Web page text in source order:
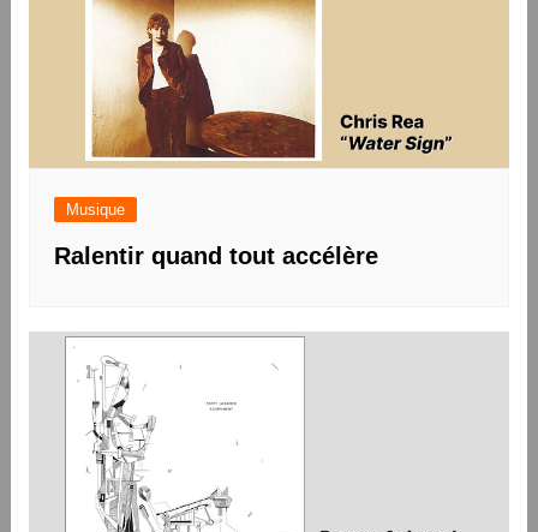
Musique
Ralentir quand tout accélère